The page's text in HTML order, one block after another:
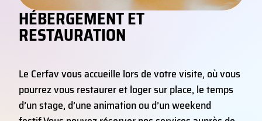
HÉBERGEMENT ET
RESTAURATION
Le Cerfav vous accueille lors de votre visite, où vous
pourrez vous restaurer et loger sur place, le temps
d’un stage, d’une animation ou d’un weekend